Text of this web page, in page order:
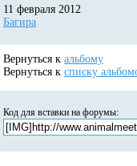
11 февраля 2012
Багира
Вернуться к альбому
Вернуться к списку
Код для вставки на форумы: